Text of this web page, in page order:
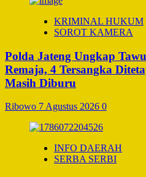
KRIMINAL HUKUM
SOROT KAMERA
Polda Jateng Ungkap
Remaja, 4 Tersangka
Masih Diburu
Ribowo 7 Agustus 2026 0
INFO DAERAH
SERBA SERBI